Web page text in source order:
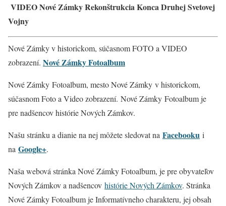
VIDEO Nové Zámky Rekonštrukcia Konca Druhej Svetovej
Vojny
Nové Zámky v historickom, súčasnom FOTO a VIDEO
zobrazení. Nové Zámky Fotoalbum
Nové Zámky Fotoalbum, mesto Nové Zámky v historickom,
súčasnom Foto a Video zobrazení. Nové Zámky Fotoalbum je
pre nadšencov histórie Nových Zámkov.
Našu stránku a dianie na nej môžete sledovat na Facebooku i
na Google+.
Naša webová stránka Nové Zámky Fotoalbum, je pre obyvateľov
Nových Zámkov a nadšencov histórie Nových Zámkov. Stránka
Nové Zámky Fotoalbum je Informatívneho charakteru, jej obsah